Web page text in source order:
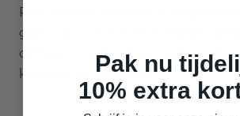
RVS-bladen voor een scherpe
grip voor comfort en controle.
of thuis. Duurzaam en
kleinere knipklussen.
Pak nu
10% extra